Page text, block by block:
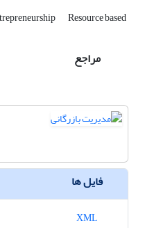
Resource based
مراجع
فایل ها